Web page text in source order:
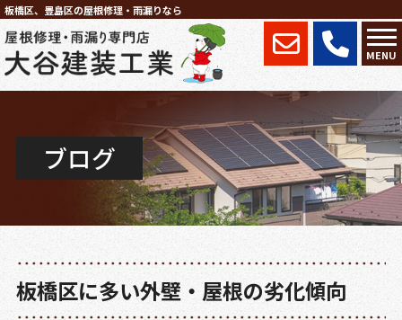
MENU
板橋区、豊島区の屋根修理・雨漏りなら
ブログ
板橋区に多い外壁・屋根の劣化傾向